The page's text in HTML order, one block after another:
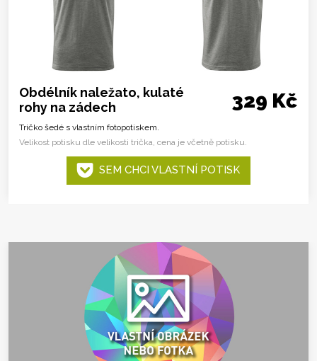
Obdélník naležato, kulaté
rohy na zádech
329 Kč
Tričko šedé s vlastním fotopotiskem.
Velikost potisku dle velikosti trička, cena je včetně potisku.
SEM CHCI VLASTNÍ POTISK